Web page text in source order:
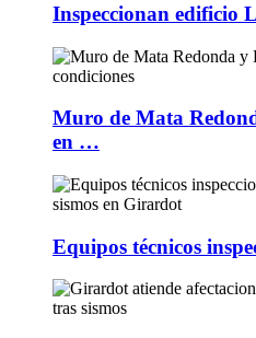
Inspeccionan edificio
Muro de Mata
en …
Equipos técnicos